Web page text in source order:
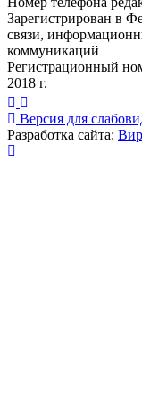
Зарегистрирован в
связи,
коммуникаций
Регистрационный
2018 г.
Версия для
Разработка сайта: